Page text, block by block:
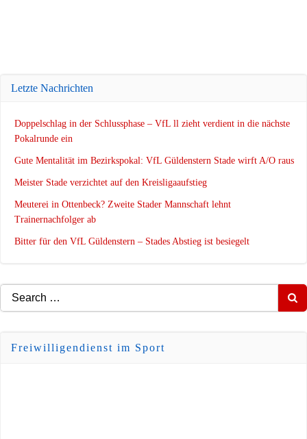
Letzte Nachrichten
Doppelschlag in der Schlussphase – VfL ll zieht verdient in die nächste
Pokalrunde ein
Gute Mentalität im Bezirkspokal: VfL Güldenstern Stade wirft A/O raus
Meister Stade verzichtet auf den Kreisligaaufstieg
Meuterei in Ottenbeck? Zweite Stader Mannschaft lehnt
Trainernachfolger ab
Bitter für den VfL Güldenstern – Stades Abstieg ist besiegelt
Search
for:
Freiwilligendienst im Sport